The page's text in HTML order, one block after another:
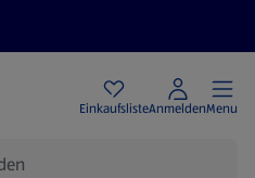
EinkaufslisteAnmeldenMenu